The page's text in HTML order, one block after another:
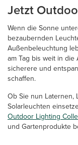
Jetzt
Wenn die Sonne
bezaubernden
Außenbeleuchtung
am Tag bis weit in
sicherere und
schaffen.
Ob Sie nun Laternen,
Solarleuchten
Outdoor Lighting
und Gartenprodukte